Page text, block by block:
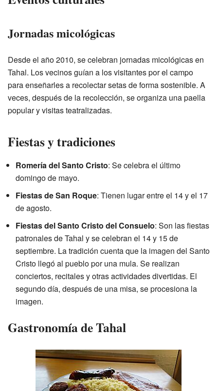
Jornadas micológicas
Desde el año 2010, se celebran jornadas micológicas en
Tahal. Los vecinos guían a los visitantes por el campo
para enseñarles a recolectar setas de forma sostenible. A
veces, después de la recolección, se organiza una paella
popular y visitas teatralizadas.
Fiestas y tradiciones
Romería del Santo Cristo: Se celebra el último
domingo de mayo.
Fiestas de San Roque: Tienen lugar entre el 14 y el 17
de agosto.
Fiestas del Santo Cristo del Consuelo: Son las fiestas
patronales de Tahal y se celebran el 14 y 15 de
septiembre. La tradición cuenta que la imagen del Santo
Cristo llegó al pueblo por una mula. Se realizan
conciertos, recitales y otras actividades divertidas. El
segundo día, después de una misa, se procesiona la
imagen.
Gastronomía de Tahal